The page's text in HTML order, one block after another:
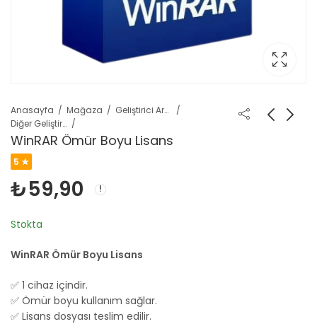
Anasayfa Mağaza
Geliştirici Araçları
Diğer Geliştirici Ürünleri
WinRAR Ömür Boyu Lisans
5 ★
₺59,90
Stokta
WinRAR Ömür Boyu Lisans
✅ 1 cihaz içindir.
✅ Ömür boyu kullanım sağlar.
✅ Lisans dosyası teslim edilir.